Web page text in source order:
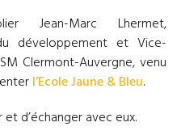
Jean-Marc Lhermet,
développement et Vice-
Clermont-Auvergne, venu
l’Ecole Jaune & Bleu.
d’échanger avec eux.